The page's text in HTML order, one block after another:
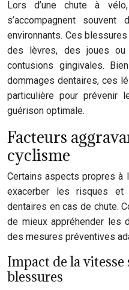
Lors d’une chute à
s’accompagnent
environnants. Ces
des lèvres, des joues
contusions gingivales.
dommages dentaires, ces
particulière pour prévenir
guérison optimale.
Facteurs
cyclisme
Certains aspects propres à
exacerber les risques et
dentaires en cas de chute.
de mieux appréhender les
des mesures préventives
Impact de la vitesse
blessures